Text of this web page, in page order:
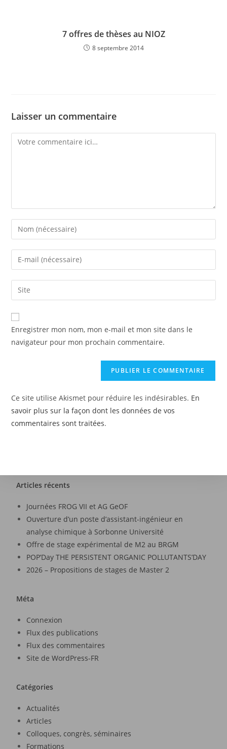
7 offres de thèses au NIOZ
8 septembre 2014
Laisser un commentaire
Enregistrer mon nom, mon e-mail et mon site dans le
navigateur pour mon prochain commentaire.
Ce site utilise Akismet pour réduire les indésirables. En
savoir plus sur la façon dont les données de vos
commentaires sont traitées.
Articles récents
Journées FROG VII et AG GeOF
Ouverture d’un poste d’assistant-ingénieur en
analyse chimique à Sorbonne Université
Offre de stage expérimental de M2 au BRGM
POP’Day THE PERSISTENT ORGANIC POLLUTANTS’DAY
2026 – Propositions de stages de Master 2
Méta
Connexion
Flux des publications
Flux des commentaires
Site de WordPress-FR
Catégories
Actualités
Articles
Colloques, congrès, séminaires
Formations